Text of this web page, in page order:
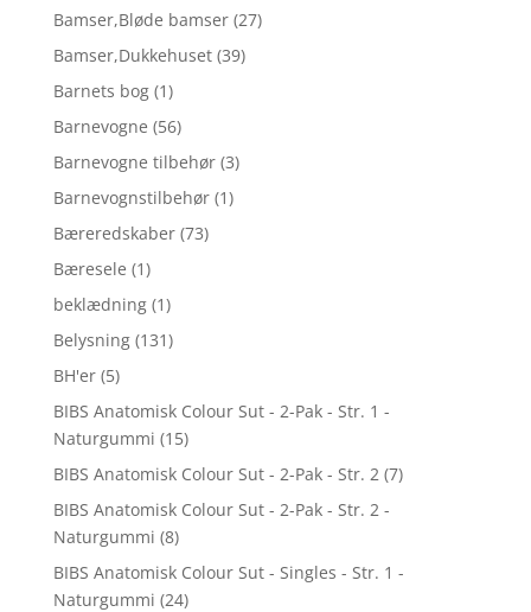
Bamser,Bløde bamser (27)
Bamser,Dukkehuset (39)
Barnets bog (1)
Barnevogne (56)
Barnevogne tilbehør (3)
Barnevognstilbehør (1)
Bæreredskaber (73)
Bæresele (1)
beklædning (1)
Belysning (131)
BH'er (5)
BIBS Anatomisk Colour Sut - 2-Pak - Str. 1 -
Naturgummi (15)
BIBS Anatomisk Colour Sut - 2-Pak - Str. 2 (7)
BIBS Anatomisk Colour Sut - 2-Pak - Str. 2 -
Naturgummi (8)
BIBS Anatomisk Colour Sut - Singles - Str. 1 -
Naturgummi (24)